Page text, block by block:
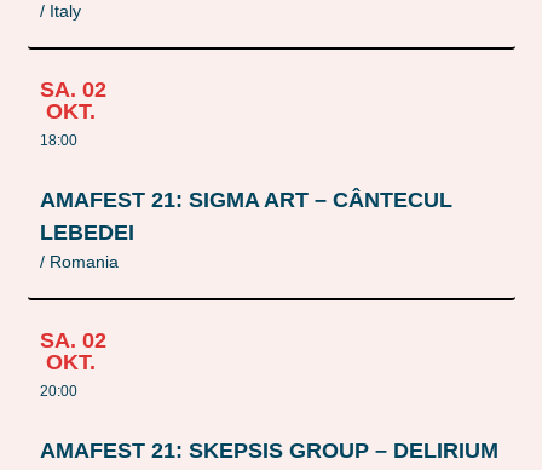
/ Italy
SA. 02
OKT.
18:00
AMAFEST 21: SIGMA ART – CÂNTECUL
LEBEDEI
/ Romania
SA. 02
OKT.
20:00
AMAFEST 21: SKEPSIS GROUP – DELIRIUM